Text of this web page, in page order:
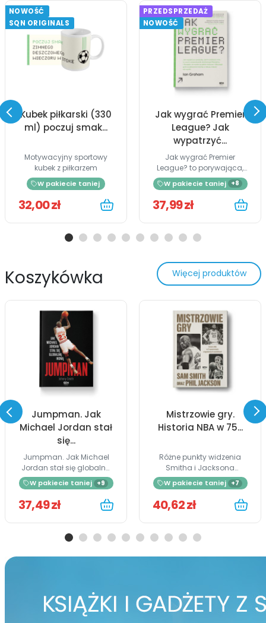
NOWOŚĆ
SQN ORIGINALS
Kubek piłkarski (330
ml) poczuj smak...
Motywacyjny sportowy
kubek z piłkarzem
W pakiecie taniej
32,00 zł
PRZEDSPRZEDAŻ
NOWOŚĆ
Jak wygrać Premier
League? Jak
wypatrzyć...
Jak wygrać Premier
League? to porywająca,
a...
W pakiecie taniej +8
37,99 zł
Koszykówka Więcej produktów
Jumpman. Jak
Michael Jordan stał
się...
Jumpman. Jak Michael
Jordan stał się globalną
ikoną...
W pakiecie taniej +9
37,49 zł
Mistrzowie gry.
Historia NBA w 75...
Różne punkty widzenia
Smitha i Jacksona
sprawiają,...
W pakiecie taniej +7
40,62 zł